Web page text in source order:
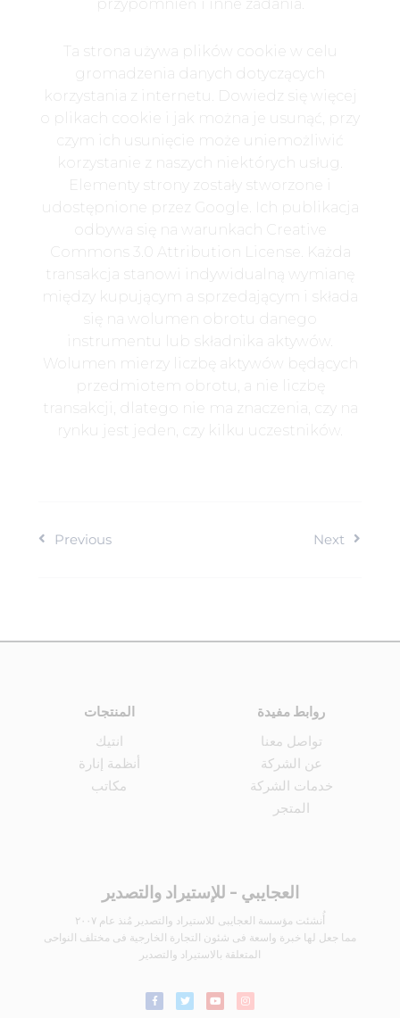
przypomnień i inne zadania.
Ta strona używa plików cookie w celu
gromadzenia danych dotyczących
korzystania z internetu. Dowiedz się więcej
o plikach cookie i jak można je usunąć, przy
czym ich usunięcie może uniemożliwić
korzystanie z naszych niektórych usług.
Elementy strony zostały stworzone i
udostępnione przez Google. Ich publikacja
odbywa się na warunkach Creative
Commons 3.0 Attribution License. Każda
transakcja stanowi indywidualną wymianę
między kupującym a sprzedającym i składa
się na wolumen obrotu danego
instrumentu lub składnika aktywów.
Wolumen mierzy liczbę aktywów będących
przedmiotem obrotu, a nie liczbę
transakcji, dlatego nie ma znaczenia, czy na
rynku jest jeden, czy kilku uczestników.
Previous Next
المنتجات
انتيك
أنظمة إنارة
مكاتب
روابط مفيدة
تواصل معنا
عن الشركة
خدمات الشركة
المتجر
العجايبي - للإستيراد والتصدير
أُنشئت مؤسسة العجايبى للاستيراد والتصدير مُنذ عام ٢٠٠٧
مما جعل لها خبرة واسعة فى شئون التجارة الخارجية فى مختلف النواحى
المتعلقة بالاستيراد والتصدير